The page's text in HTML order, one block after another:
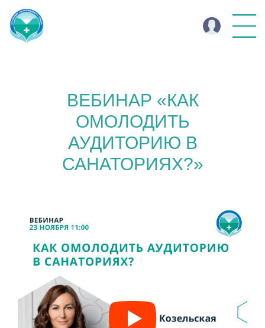
ВЕБИНАР «КАК
ОМОЛОДИТЬ
АУДИТОРИЮ В
САНАТОРИЯХ?»